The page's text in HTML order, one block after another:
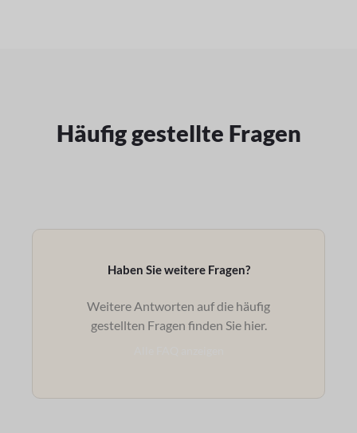
Häufig gestellte Fragen
Haben Sie weitere Fragen?
Weitere Antworten auf die häufig
gestellten Fragen finden Sie hier.